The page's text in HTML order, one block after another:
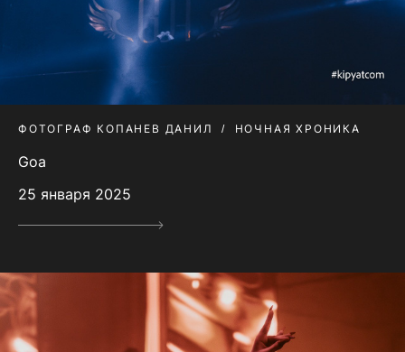
ФОТОГРАФ КОПАНЕВ ДАНИЛ НОЧНАЯ ХРОНИКА
Goa
25 января 2025